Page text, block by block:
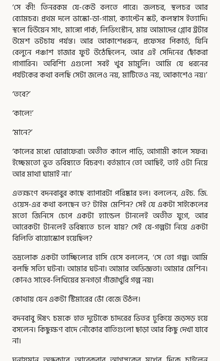
‘সে কী! তিনরকম যে-কেউ বলতে পারে। জলচর, স্থলচর আর
ব্যোমচর। প্রথম দলে ভাস্কো-ডা-গামা, ক্যাপ্টেন স্কট, কলম্বাস ইত্যাদি।
স্থলে হিউয়েন সাং, মাঙ্গো পার্ক, লিভিংস্টোন, মায় আমাদের গ্লোব ট্রটার
উমেশ ভটচায পর্যন্ত। আর আকাশেধরুন, প্রফেসর পিকার্ড, যিনি
বেলুনে পঞ্চাশ হাজার ফুট উঠেছিলেন, আর এই সেদিনের ছোঁকরা
গাগারিন। অবিশ্যি এগুলো সবই খুব মামুলি। আমি যে ধরনের
পর্যটকের কথা বলছি সেটা জলেও নয়, মাটিতেও নয়, আকাশেও নয়।’
‘তবে?’
‘কালে!’
‘মানে?’
‘কালের মধ্যে ঘোরাফেরা। অতীত কালে পাড়ি, আগামী কালে সফর।
ইচ্ছেমতো ভূত ভবিষ্যতে বিচরণ। বর্তমানে তো আছিই, তাই ওটা নিয়ে
আর মাথা ঘামাই না।’
এতক্ষণে বদনবাবুর কাছে ব্যাপারটা পরিষ্কার হল। বললেন, এইচ. জি.
ওয়েস-এর কথা বলছেন ত? টাইম মেশিন? সেই যে একটা সাইকেলের
মতো জিনিসে চেপে একটা হ্যান্ডেল টানলেই অতীত যুগে, আর
আরেকটা টানলেই ভবিষ্যতে চলে যায়? সেই যে-গল্পটা নিয়ে একটা
বিলিতি বায়োস্কোপ হয়েছিল?
ভদ্রলোক একটা তাচ্ছিল্যের হাসি হেসে বললেন, ‘সে তো গল্প। আমি
বলছি সত্যি ঘটনা। আমার ঘটনা। আমার অভিজ্ঞতা। আমার মেশিন।
কোনও সাহেব-লিখিয়ের মনগড়া গাঁজাখুরি গল্প নয়।
কোথায় যেন একটা স্টিমারের ভোঁ বেজে উঠল।
বদনবাবু ঈষৎ চমকে হাত দুটোকে চাদরের ভিতর ঢুকিয়ে জড়সড় হয়ে
বসলেন। কিছুক্ষণ বাদে নৌকোর বাতিগুলো ছাড়া আর কিছু দেখা যাবে
না।